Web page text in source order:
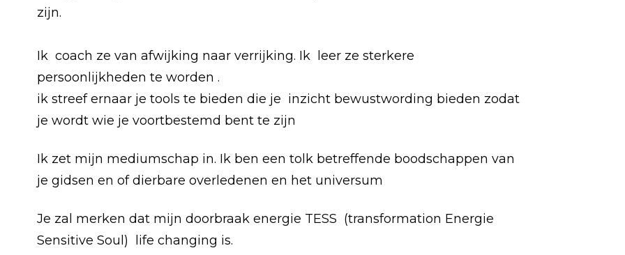
zijn.
Ik coach ze van afwijking naar verrijking. Ik leer ze sterkere
persoonlijkheden te worden .
ik streef ernaar je tools te bieden die je inzicht bewustwording bieden zodat
je wordt wie je voortbestemd bent te zijn
Ik zet mijn mediumschap in. Ik ben een tolk betreffende boodschappen van
je gidsen en of dierbare overledenen en het universum
Je zal merken dat mijn doorbraak energie TESS (transformation Energie
Sensitive Soul) life changing is.